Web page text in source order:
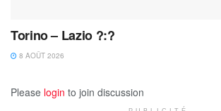
Torino – Lazio ?:?
8 AOÛT 2026
Please login to join discussion